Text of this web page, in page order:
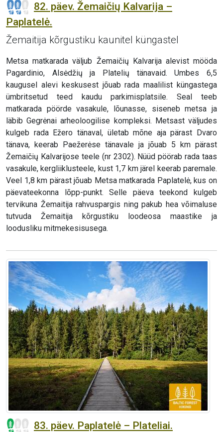
82. päev. Žemaičių Kalvarija –
Paplatelė.
Žemaitija kõrgustiku kaunitel küngastel
Metsa matkarada väljub Žemaičių Kalvarija alevist mööda
Pagardinio, Alsėdžių ja Platelių tänavaid. Umbes 6,5
kaugusel alevi keskusest jõuab rada maalilist küngastega
ümbritsetud teed kaudu parkimisplatsile. Seal teeb
matkarada pöörde vasakule, lõunasse, siseneb metsa ja
läbib Gegrėnai arheoloogilise kompleksi. Metsast väljudes
kulgeb rada Ežero tänaval, ületab mõne aja pärast Dvaro
tänava, keerab Paežerėse tänavale ja jõuab 5 km pärast
Žemaičių Kalvarijose teele (nr 2302). Nüüd pöörab rada taas
vasakule, kergliiklusteele, kust 1,7 km järel keerab paremale.
Veel 1,8 km pärast jõuab Metsa matkarada Paplatelė, kus on
päevateekonna lõpp-punkt. Selle päeva teekond kulgeb
tervikuna Žemaitija rahvuspargis ning pakub hea võimaluse
tutvuda Žemaitija kõrgustiku loodeosa maastike ja
loodusliku mitmekesisusega.
83. päev. Paplatelė – Plateliai.